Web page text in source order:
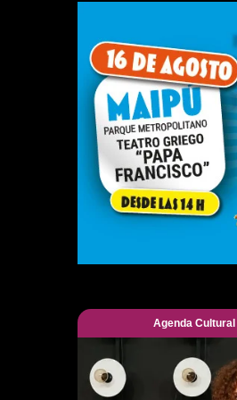
Agenda Cultural